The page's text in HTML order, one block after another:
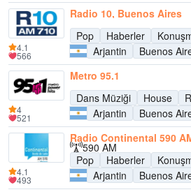
Radio 10, Buenos Aires
Pop
Haberler
Arjantin
Buenos
4.1
566
Metro 95.1
Dans Müziği
House
Arjantin
Buenos
4
521
Radio Continental 590
590 AM
Pop
Haberler
Arjantin
Buenos
4.1
493